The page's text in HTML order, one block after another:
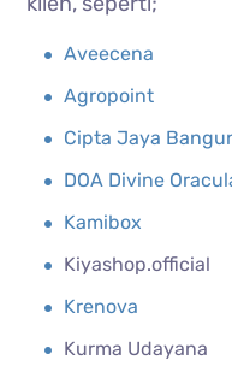
Aveecena
Agropoint
Cipta Jaya
DOA Divine
Kamibox
Kiyashop.official
Krenova
Kurma Udayana